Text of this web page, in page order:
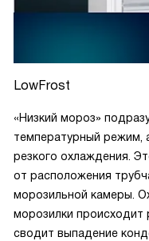
LowFrost
«Низкий мороз»
температурный режим,
резкого охлаждения.
от расположения
морозильной камеры.
морозилки происходит
сводит выпадение